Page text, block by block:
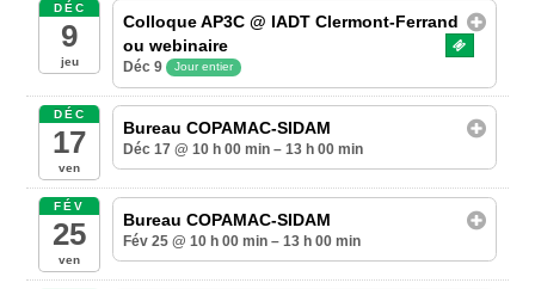
DÉC
9
jeu
Colloque AP3C @ IADT Clermont-Ferrand
ou webinaire
Déc 9 Jour entier
DÉC
17
ven
Bureau COPAMAC-SIDAM
Déc 17 @ 10 h 00 min – 13 h 00 min
FÉV
25
ven
Bureau COPAMAC-SIDAM
Fév 25 @ 10 h 00 min – 13 h 00 min